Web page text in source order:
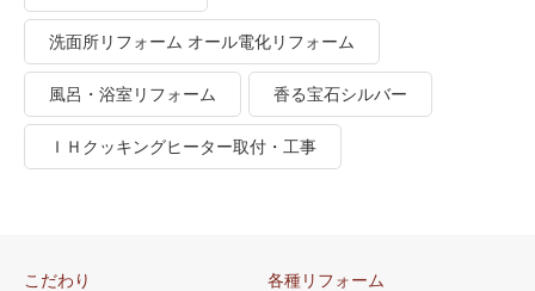
洗面所リフォーム オール電化リフォーム
風呂・浴室リフォーム 香る宝石シルバー
ＩＨクッキングヒーター取付・工事
こだわり 各種リフォーム